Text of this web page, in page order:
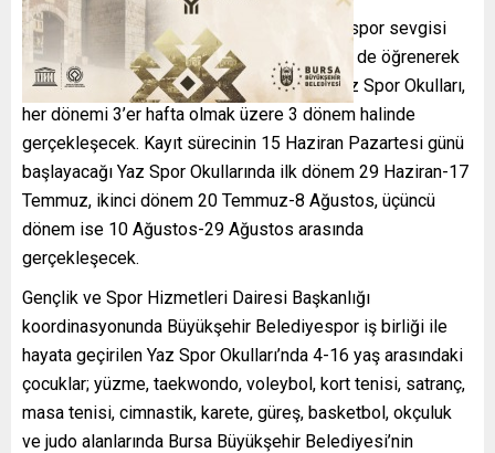
Bursa Büyükşehir Belediyesi’nin çocuklara spor sevgisi
aşılamak, yaz tatillerini hem eğlenerek hem de öğrenerek
geçirmelerini sağlamak için düzenlediği Yaz Spor Okulları,
her dönemi 3’er hafta olmak üzere 3 dönem halinde
gerçekleşecek. Kayıt sürecinin 15 Haziran Pazartesi günü
başlayacağı Yaz Spor Okullarında ilk dönem 29 Haziran-17
Temmuz, ikinci dönem 20 Temmuz-8 Ağustos, üçüncü
dönem ise 10 Ağustos-29 Ağustos arasında
gerçekleşecek.
Gençlik ve Spor Hizmetleri Dairesi Başkanlığı
koordinasyonunda Büyükşehir Belediyespor iş birliği ile
hayata geçirilen Yaz Spor Okulları’nda 4-16 yaş arasındaki
çocuklar; yüzme, taekwondo, voleybol, kort tenisi, satranç,
masa tenisi, cimnastik, karete, güreş, basketbol, okçuluk
ve judo alanlarında Bursa Büyükşehir Belediyesi’nin